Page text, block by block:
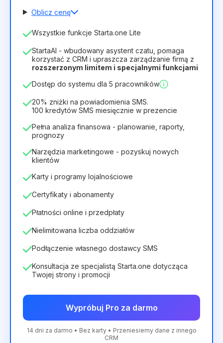
Oblicz cenę
Liczba pracowników
Czas trwania licencji
12 Months(zniżka -25%) Opłacalny
40zł28zł miesiąc
336zł za 12 Months
Wszystkie funkcje Starta.one Lite
StartaAI - wbudowany asystent czatu, pomaga
korzystać z CRM i upraszcza zarządzanie firmą z
rozszerzonym limitem i specjalnymi funkcjami
Dostęp do systemu dla 5 pracowników
20% zniżki na powiadomienia SMS.
100 kredytów SMS miesięcznie w prezencie
Pełna analiza finansowa - planowanie, raporty,
prognozy
Narzędzia marketingowe - pozyskuj nowych
klientów
Karty i programy lojalnościowe
Certyfikaty i abonamenty
Płatności online i przedpłaty
Nielimitowana liczba oddziałów
Podłączenie własnego dostawcy SMS
Konsultacja ze specjalistą Starta.one dotycząca
Twojej strony i promocji
Wypróbuj Pro za darmo
14 dni za darmo • Bez karty • Przeniesiemy dane z innego
CRM